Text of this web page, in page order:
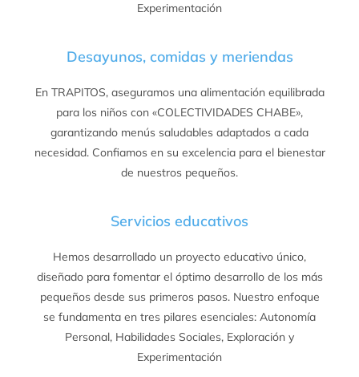
Experimentación
Desayunos, comidas y meriendas
En TRAPITOS, aseguramos una alimentación equilibrada
para los niños con «COLECTIVIDADES CHABE»,
garantizando menús saludables adaptados a cada
necesidad. Confiamos en su excelencia para el bienestar
de nuestros pequeños.
Servicios educativos
Hemos desarrollado un proyecto educativo único,
diseñado para fomentar el óptimo desarrollo de los más
pequeños desde sus primeros pasos. Nuestro enfoque
se fundamenta en tres pilares esenciales: Autonomía
Personal, Habilidades Sociales, Exploración y
Experimentación